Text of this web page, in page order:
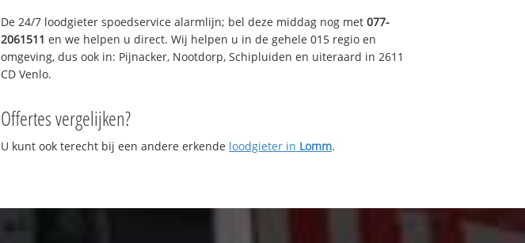
De 24/7 loodgieter spoedservice alarmlijn; bel deze middag nog met 077-
2061511 en we helpen u direct. Wij helpen u in de gehele 015 regio en
omgeving, dus ook in: Pijnacker, Nootdorp, Schipluiden en uiteraard in 2611
CD Venlo.
Offertes vergelijken?
U kunt ook terecht bij een andere erkende loodgieter in Lomm.